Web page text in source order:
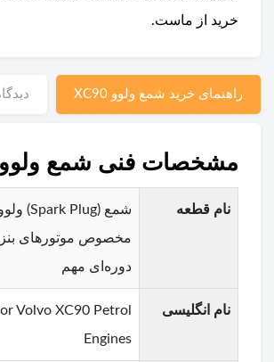
خرید از ماست.
راهنمای خرید شمع ولوو XC90
مشخصات فنی شمع ولوو XC90
نام قطعه
مخصوص موتورهای
دوره‌ای مهم
نام انگلیسی
Volvo XC90 Petrol
Engines